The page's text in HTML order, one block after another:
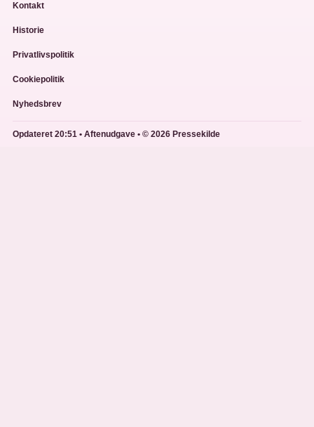
Kontakt
Historie
Privatlivspolitik
Cookiepolitik
Nyhedsbrev
Opdateret 20:51 • Aftenudgave • © 2026 Pressekilde